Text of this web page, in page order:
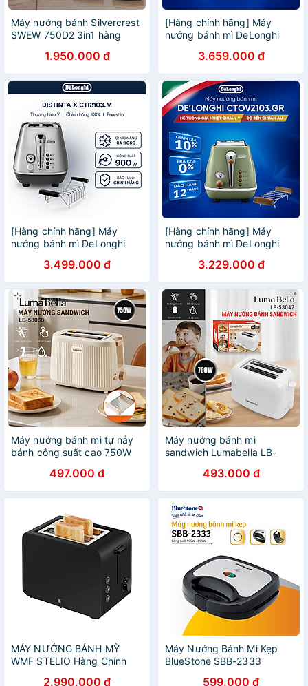
Máy nướng bánh Silvercrest
SWEW 750D2 3in1 hàng
1.950.000 đ
[Hàng chính hãng] Máy
nướng bánh mì DeLonghi
(BG/ GY)3.659.000 đ
[Hàng chính hãng] Máy
nướng bánh mì DeLonghi
3.499.000 đ
[Hàng chính hãng] Máy
nướng bánh mì DeLonghi
(BG/ GR)3.229.000 đ
Máy nướng bánh mì tự nảy
bánh công suất cao 750W
bánh sandwich ăn sáng tiện
dụng - DELIYA HÀNG CHÍNH
HÃNG
497.000 đ
Máy nướng bánh mì
sandwich Lumabella LB-
6 nấc nảy tự động làm bữa
sáng tiện lợi - DELIYA HÀNG
CHÍNH HÃNG
493.000 đ
MÁY NƯỚNG BÁNH MỲ
WMF STELIO Hàng Chính
2.990.000 đ
Máy Nướng Bánh Mì Kẹp
BlueStone SBB-2333
599.000 đ